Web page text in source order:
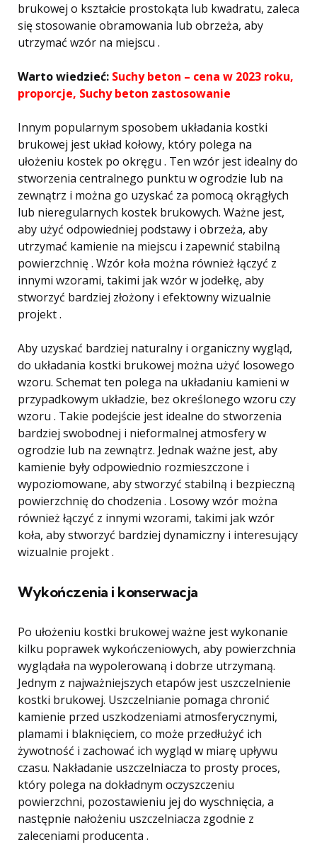
brukowej o kształcie prostokąta lub kwadratu, zaleca
się stosowanie obramowania lub obrzeża, aby
utrzymać wzór na miejscu .
Warto wiedzieć: Suchy beton – cena w 2023 roku,
proporcje, Suchy beton zastosowanie
Innym popularnym sposobem układania kostki
brukowej jest układ kołowy, który polega na
ułożeniu kostek po okręgu . Ten wzór jest idealny do
stworzenia centralnego punktu w ogrodzie lub na
zewnątrz i można go uzyskać za pomocą okrągłych
lub nieregularnych kostek brukowych. Ważne jest,
aby użyć odpowiedniej podstawy i obrzeża, aby
utrzymać kamienie na miejscu i zapewnić stabilną
powierzchnię . Wzór koła można również łączyć z
innymi wzorami, takimi jak wzór w jodełkę, aby
stworzyć bardziej złożony i efektowny wizualnie
projekt .
Aby uzyskać bardziej naturalny i organiczny wygląd,
do układania kostki brukowej można użyć losowego
wzoru. Schemat ten polega na układaniu kamieni w
przypadkowym układzie, bez określonego wzoru czy
wzoru . Takie podejście jest idealne do stworzenia
bardziej swobodnej i nieformalnej atmosfery w
ogrodzie lub na zewnątrz. Jednak ważne jest, aby
kamienie były odpowiednio rozmieszczone i
wypoziomowane, aby stworzyć stabilną i bezpieczną
powierzchnię do chodzenia . Losowy wzór można
również łączyć z innymi wzorami, takimi jak wzór
koła, aby stworzyć bardziej dynamiczny i interesujący
wizualnie projekt .
Wykończenia i konserwacja
Po ułożeniu kostki brukowej ważne jest wykonanie
kilku poprawek wykończeniowych, aby powierzchnia
wyglądała na wypolerowaną i dobrze utrzymaną.
Jednym z najważniejszych etapów jest uszczelnienie
kostki brukowej. Uszczelnianie pomaga chronić
kamienie przed uszkodzeniami atmosferycznymi,
plamami i blaknięciem, co może przedłużyć ich
żywotność i zachować ich wygląd w miarę upływu
czasu. Nakładanie uszczelniacza to prosty proces,
który polega na dokładnym oczyszczeniu
powierzchni, pozostawieniu jej do wyschnięcia, a
następnie nałożeniu uszczelniacza zgodnie z
zaleceniami producenta .